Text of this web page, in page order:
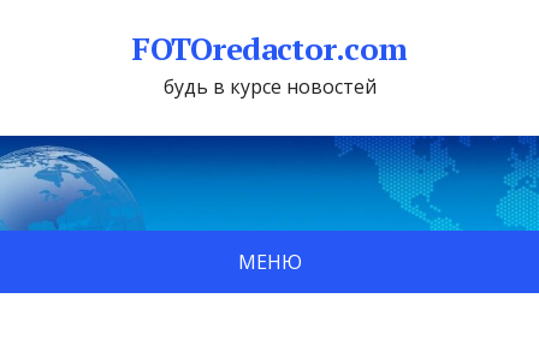
FOTOredactor.com
будь в курсе новостей
МЕНЮ